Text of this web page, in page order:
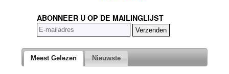
ABONNEER U OP DE MAILINGLIJST
Meest Gelezen Nieuwste